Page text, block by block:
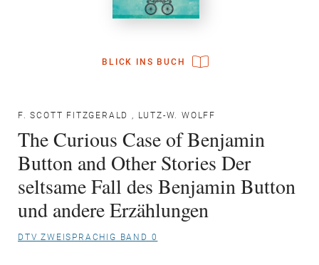
BLICK INS BUCH
F. SCOTT FITZGERALD , LUTZ-W. WOLFF
The Curious Case of Benjamin
Button and Other Stories Der
seltsame Fall des Benjamin Button
und andere Erzählungen
DTV ZWEISPRACHIG BAND 0